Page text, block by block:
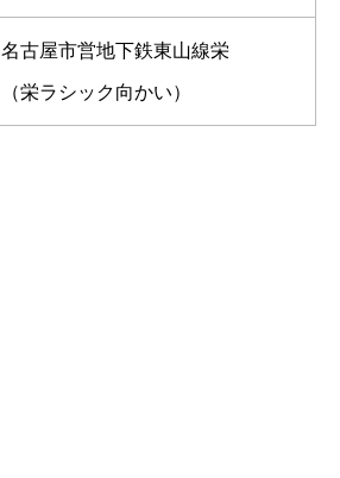
名古屋市営地下鉄東山線栄
（栄ラシック向かい）